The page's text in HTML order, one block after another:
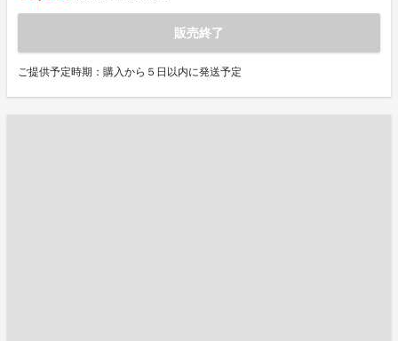
販売終了
ご提供予定時期：購入から５日以内に発送予定